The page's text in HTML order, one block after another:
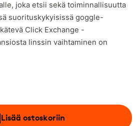
joka etsii sekä toiminnallisuutta
suorituskykyisissä goggle-
Click Exchange -
linssin vaihtaminen on
Lisää ostoskoriin